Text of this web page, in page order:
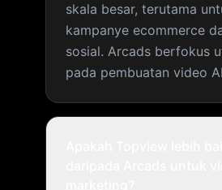
skala besar, terutama
kampanye ecommerce
sosial. Arcads berfokus
pada pembuatan video